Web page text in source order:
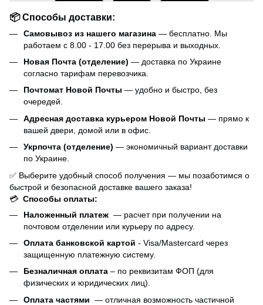
📦 Способы доставки:
Самовывоз из нашего магазина — бесплатно. Мы
работаем с 8.00 - 17.00 без перерыва и выходных.
Новая Почта (отделение) — доставка по Украине
согласно тарифам перевозчика.
Почтомат Новой Почты — удобно и быстро, без
очередей.
Адресная доставка курьером Новой Почты — прямо к
вашей двери, домой или в офис.
Укрпочта (отделение) — экономичный вариант доставки
по Украине.
✅ Выберите удобный способ получения — мы позаботимся о
быстрой и безопасной доставке вашего заказа!
💳 Способы оплаты:
Наложенный платеж — расчет при получении на
почтовом отделении или курьеру по адресу.
Оплата банковской картой - Visa/Mastercard через
защищенную платежную систему.
Безналичная оплата – по реквизитам ФОП (для
физических и юридических лиц).
Оплата частями — отличная возможность частичной